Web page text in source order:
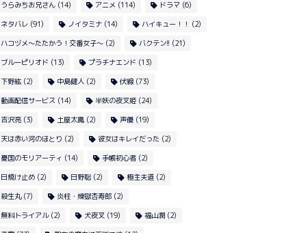
うらみちお兄さん(14) アニメ (114) ドラマ(6)
ネタバレ(91) ノイタミナ(14) ハイキュー！！ (2)
ハコヅメ〜たたかう！交番女子〜(2) バクテン!! (21)
ブルーピリオド (13) プラチナエンド (13)
下野紘(2) 中島健人(2) 伏線(73)
動画配信サービス (14) 半妖の夜叉姫(24)
吉沢亮(3) 土屋太鳳(2) 声優(19)
天は赤い河のほとり (2) 彼女はキレイだった (2)
憂国のモリアーティ (14) 手帳初心者(2)
日焼け止め(2) 日野聡(2) 極主夫道(2)
殺生丸(7) 炎柱・煉獄杏寿郎(2)
無料トライアル(2) 犬夜叉(19) 福山潤(2)